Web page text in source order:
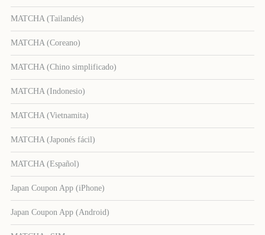
MATCHA (Tailandés)
MATCHA (Coreano)
MATCHA (Chino simplificado)
MATCHA (Indonesio)
MATCHA (Vietnamita)
MATCHA (Japonés fácil)
MATCHA (Español)
Japan Coupon App (iPhone)
Japan Coupon App (Android)